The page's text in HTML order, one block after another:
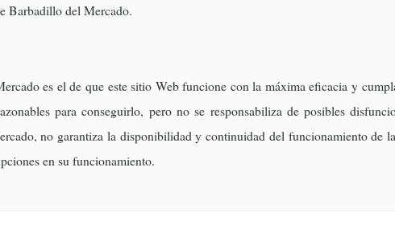
Barbadillo del Mercado.
es el de que este sitio Web funcione con la máxima eficacia y
para conseguirlo, pero no se responsabiliza de posibles
no garantiza la disponibilidad y continuidad del funcionamiento de
en su funcionamiento.